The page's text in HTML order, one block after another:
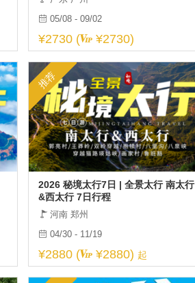
05/08 - 09/02
¥2730 ( ¥2730)
推荐
2026 秘境太行7日 | 全景太行 南太行
&西太行 7日行程
河南 郑州
04/30 - 11/19
¥2880 ( ¥2880) 起